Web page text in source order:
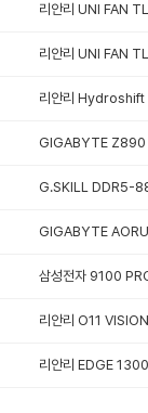
리안리 UNI FAN
리안리 UNI FAN
리안리
GIGABYTE Z890
G.SKILL DDR5-
GIGABYTE
삼성전자 9100
리안리 O11
리안리 EDGE